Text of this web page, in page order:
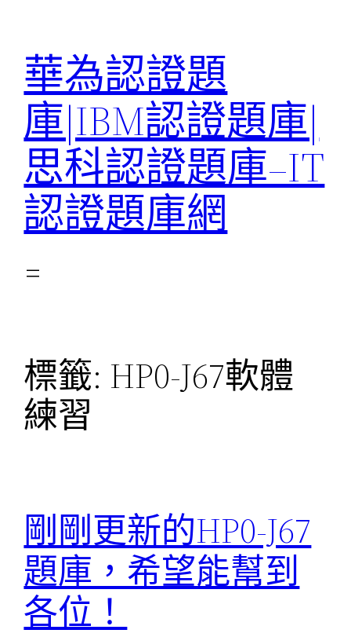
華為認證題
庫|IBM認證題庫|
思科認證題庫–IT
認證題庫網
標籤: HP0-J67軟體
練習
剛剛更新的HP0-J67
題庫，希望能幫到
各位！